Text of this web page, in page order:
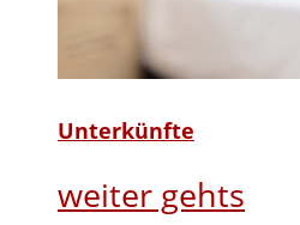
Unterkünfte
weiter gehts